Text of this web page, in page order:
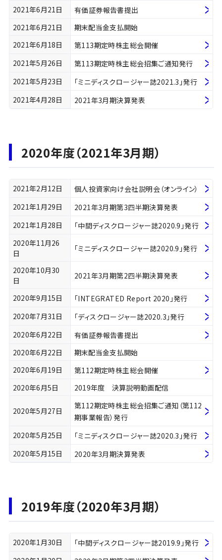
2021年6月21日
有価証券報告書提出
2021年6月21日
期末配当金支払開始
2021年6月18日
第113期定時株主総会開催
2021年5月26日
第113期定時株主総会招集ご通知発行
2021年5月23日
「ミニディスクロージャー誌2021.3」発行
2021年4月28日
2021年3月期決算発表
2020年度（2021年3月期）
2021年2月12日
個人投資家向け会社説明会（オンライン）
2021年1月29日
2021年3月期第3四半期決算発表
2021年1月28日
「中間ディスクロージャー誌2020.9」発行
2020年11月26
日
「ミニディスクロージャー誌2020.9」発行
2020年10月30
日
2021年3月期第2四半期決算発表
2020年9月15日
「INTEGRATED Report 2020」発行
2020年7月31日
「ディスクロージャー誌2020.3」発行
2020年6月22日
有価証券報告書提出
2020年6月22日
期末配当金支払開始
2020年6月19日
第112期定時株主総会開催
2020年6月5日
2019年度 決算説明動画配信
2020年5月27日
第112期定時株主総会招集ご通知（第112
期事業報告）発行
2020年5月25日
「ミニディスクロージャー誌2020.3」発行
2020年5月15日
2020年3月期決算発表
2019年度（2020年3月期）
2020年1月30日
「中間ディスクロージャー誌2019.9」発行